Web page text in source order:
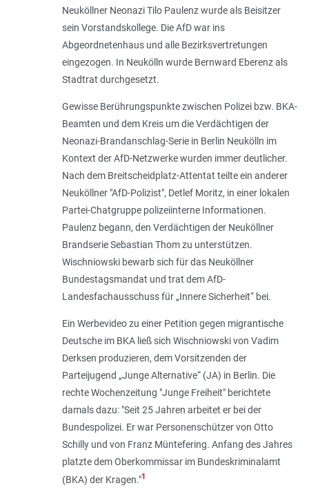
Neuköllner Neonazi Tilo Paulenz wurde als Beisitzer
sein Vorstandskollege. Die AfD war ins
Abgeordnetenhaus und alle Bezirksvertretungen
eingezogen. In Neukölln wurde Bernward Eberenz als
Stadtrat durchgesetzt.
Gewisse Berührungspunkte zwischen Polizei bzw. BKA-
Beamten und dem Kreis um die Verdächtigen der
Neonazi-Brandanschlag-Serie in Berlin Neukölln im
Kontext der AfD-Netzwerke wurden immer deutlicher.
Nach dem Breitscheidplatz-Attentat teilte ein anderer
Neuköllner "AfD-Polizist", Detlef Moritz, in einer lokalen
Partei-Chatgruppe polizeiinterne Informationen.
Paulenz begann, den Verdächtigen der Neuköllner
Brandserie Sebastian Thom zu unterstützen.
Wischniowski bewarb sich für das Neuköllner
Bundestagsmandat und trat dem AfD-
Landesfachausschuss für „Innere Sicherheit“ bei.
Ein Werbevideo zu einer Petition gegen migrantische
Deutsche im BKA ließ sich Wischniowski von Vadim
Derksen produzieren, dem Vorsitzenden der
Parteijugend „Junge Alternative“ (JA) in Berlin. Die
rechte Wochenzeitung "Junge Freiheit" berichtete
damals dazu: "Seit 25 Jahren arbeitet er bei der
Bundespolizei. Er war Personenschützer von Otto
Schilly und von Franz Müntefering. Anfang des Jahres
platzte dem Oberkommissar im Bundeskriminalamt
(BKA) der Kragen."1